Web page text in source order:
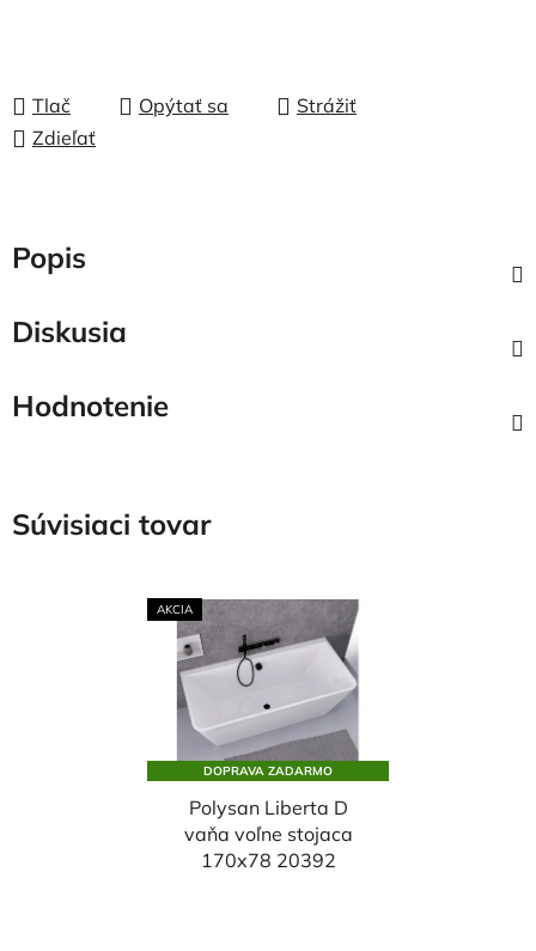
Tlač Opýtať sa
Strážiť
Zdieľať
Popis
Diskusia
Hodnotenie
Súvisiaci tovar
AKCIA
DOPRAVA ZADARMO
Polysan Liberta D
vaňa voľne stojaca
170x78 20392